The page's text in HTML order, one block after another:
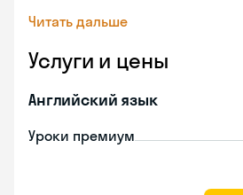
Читать дальше
Услуги и цены
Английский язык
Уроки премиум